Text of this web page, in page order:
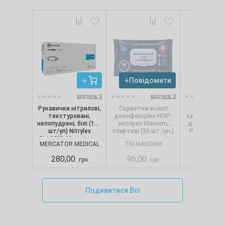
відгуків: 0
Рукавички нітрилові,
текстуровані,
непопудрені, білі (100
шт/уп) Nitrylex
CLASSIC, Mercator, р.
S
MERCATOR MEDICAL
280,00 грн
Повідомити
відгуків: 0
Серветки вологі
дезінфекційні НОР-
експрес Manorm,
спиртові (36 шт./уп.)
TM MANORM
96,00 грн
одношарові,
Pro.Extra,
Подивитися Всі